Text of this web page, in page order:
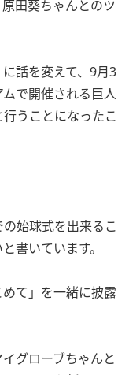
田葵ちゃんとのツ
話を変えて、9月3
で開催される巨人
うことになったこ
始球式を出来るこ
書いています。
て」を一緒に披露
グローブちゃんと